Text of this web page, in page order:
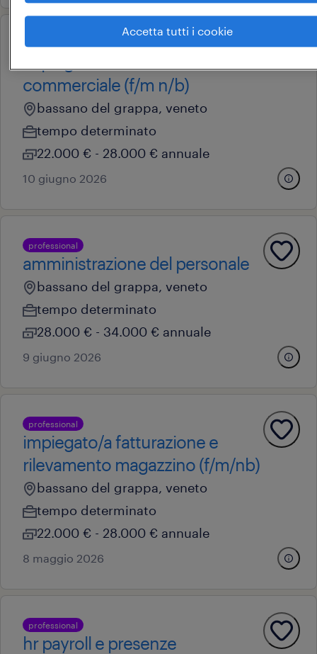
commerciale (f/m n/b)
bassano del grappa, veneto
tempo determinato
22.000 € - 28.000 € annuale
10 giugno 2026
professional
amministrazione del personale
bassano del grappa, veneto
tempo determinato
28.000 € - 34.000 € annuale
9 giugno 2026
professional
impiegato/a fatturazione e
rilevamento magazzino (f/m/nb)
bassano del grappa, veneto
tempo determinato
22.000 € - 28.000 € annuale
8 maggio 2026
professional
hr payroll e presenze
Accetta tutti i cookie